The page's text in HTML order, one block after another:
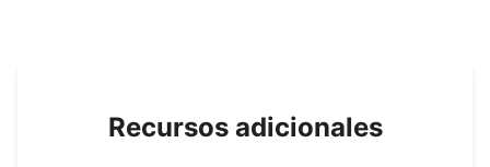
Recursos adicionales